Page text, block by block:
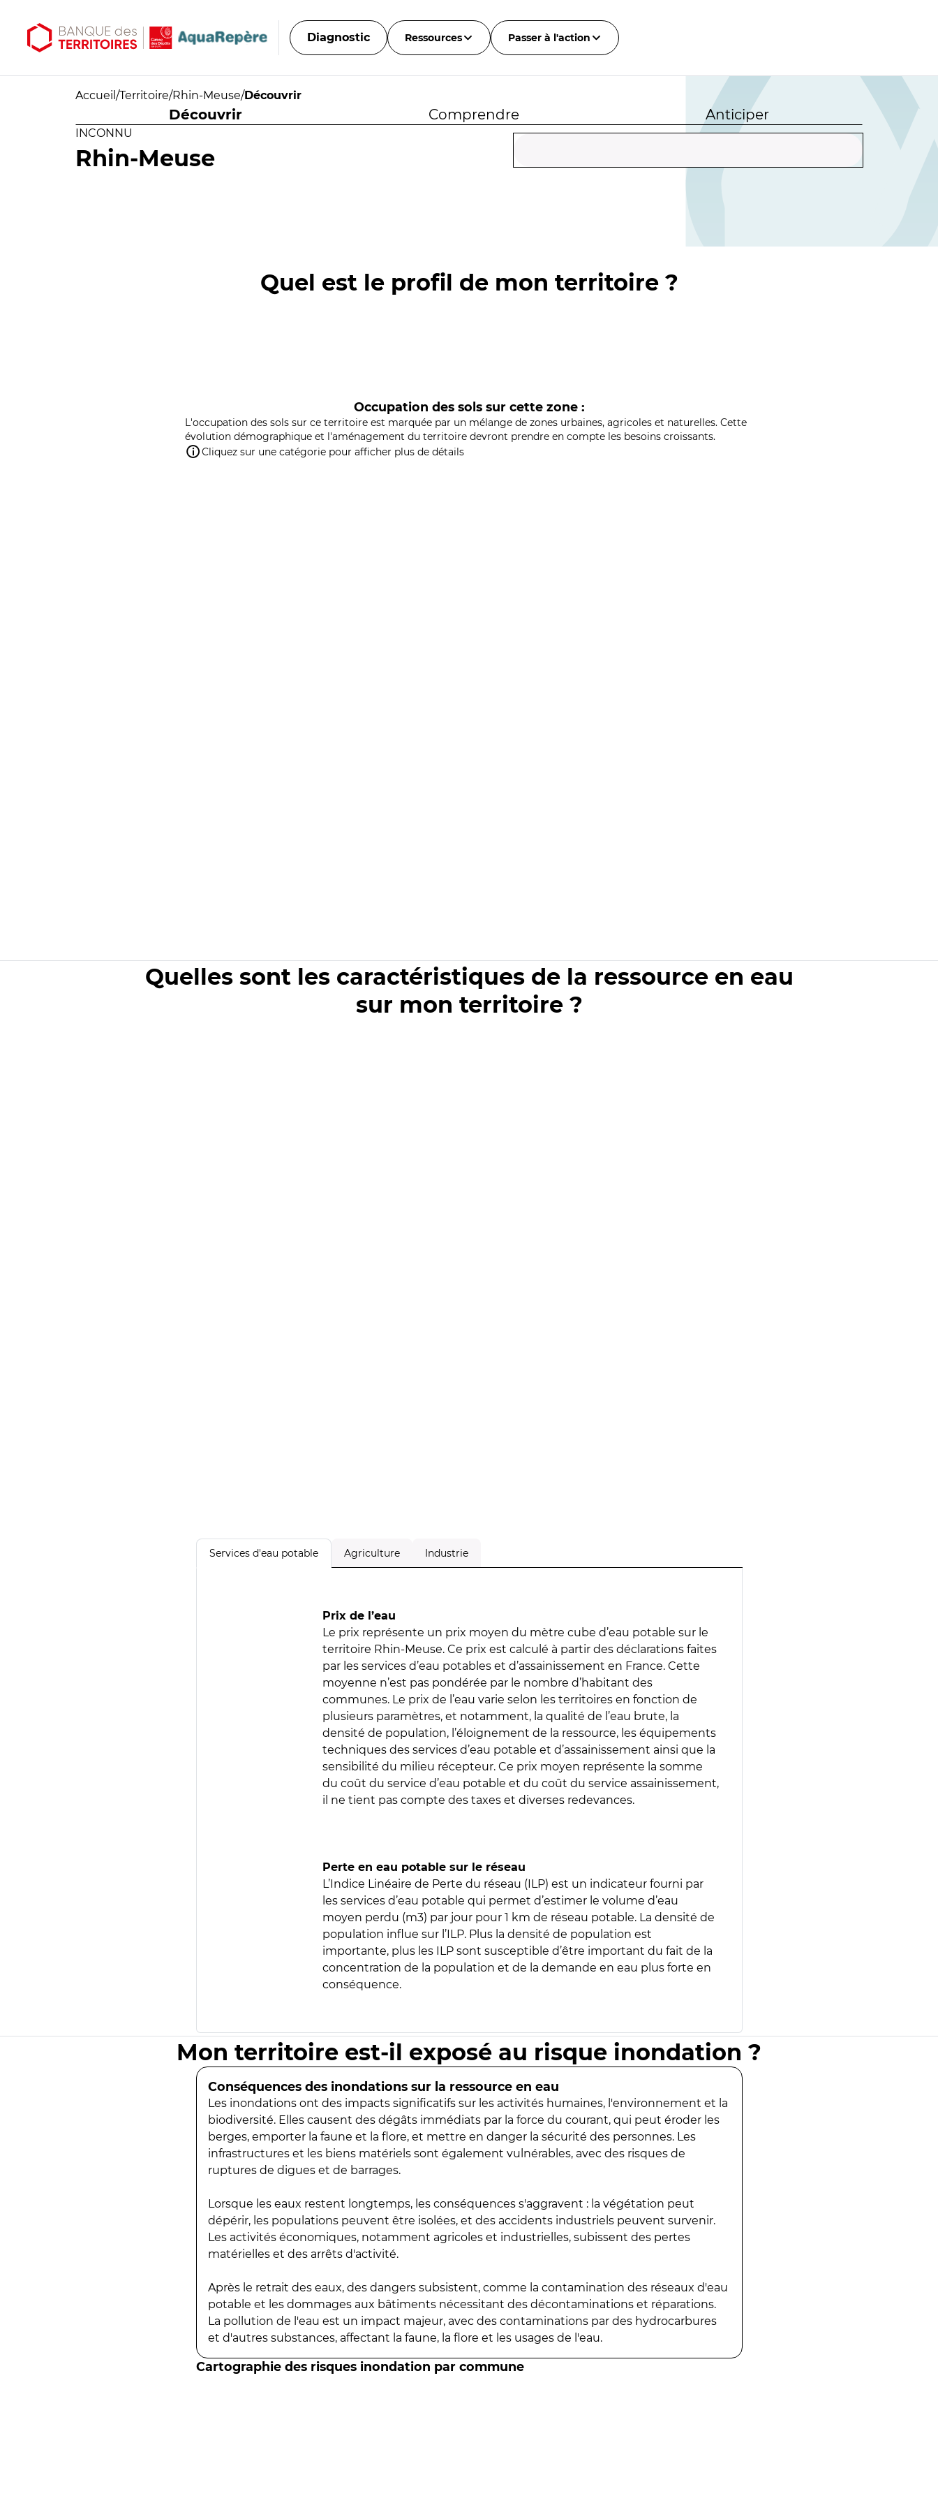
Diagnostic Ressources Passer à l'action
Accueil /Territoire/Rhin-Meuse/Découvrir
Découvrir Comprendre Anticiper
INCONNU
Rhin-Meuse
Quel est le profil de mon territoire ?
Occupation des sols sur cette zone :
L'occupation des sols sur ce territoire est marquée par un mélange de zones urbaines, agricoles et naturelles. Cette
évolution démographique et l'aménagement du territoire devront prendre en compte les besoins croissants.
Cliquez sur une catégorie pour afficher plus de détails
Quelles sont les caractéristiques de la ressource en eau
sur mon territoire ?
Services d'eau potable Agriculture Industrie
Prix de l’eau
Le prix représente un prix moyen du mètre cube d’eau potable sur le
territoire Rhin-Meuse. Ce prix est calculé à partir des déclarations faites
par les services d’eau potables et d’assainissement en France. Cette
moyenne n’est pas pondérée par le nombre d’habitant des
communes. Le prix de l’eau varie selon les territoires en fonction de
plusieurs paramètres, et notamment, la qualité de l’eau brute, la
densité de population, l’éloignement de la ressource, les équipements
techniques des services d’eau potable et d’assainissement ainsi que la
sensibilité du milieu récepteur. Ce prix moyen représente la somme
du coût du service d’eau potable et du coût du service assainissement,
il ne tient pas compte des taxes et diverses redevances.
Perte en eau potable sur le réseau
L’Indice Linéaire de Perte du réseau (ILP) est un indicateur fourni par
les services d’eau potable qui permet d’estimer le volume d’eau
moyen perdu (m3) par jour pour 1 km de réseau potable. La densité de
population influe sur l’ILP. Plus la densité de population est
importante, plus les ILP sont susceptible d’être important du fait de la
concentration de la population et de la demande en eau plus forte en
conséquence.
Mon territoire est-il exposé au risque inondation ?
Conséquences des inondations sur la ressource en eau
Les inondations ont des impacts significatifs sur les activités humaines, l'environnement et la
biodiversité. Elles causent des dégâts immédiats par la force du courant, qui peut éroder les
berges, emporter la faune et la flore, et mettre en danger la sécurité des personnes. Les
infrastructures et les biens matériels sont également vulnérables, avec des risques de
ruptures de digues et de barrages.
Lorsque les eaux restent longtemps, les conséquences s'aggravent : la végétation peut
dépérir, les populations peuvent être isolées, et des accidents industriels peuvent survenir.
Les activités économiques, notamment agricoles et industrielles, subissent des pertes
matérielles et des arrêts d'activité.
Après le retrait des eaux, des dangers subsistent, comme la contamination des réseaux d'eau
potable et les dommages aux bâtiments nécessitant des décontaminations et réparations.
La pollution de l'eau est un impact majeur, avec des contaminations par des hydrocarbures
et d'autres substances, affectant la faune, la flore et les usages de l'eau.
Cartographie des risques inondation par commune